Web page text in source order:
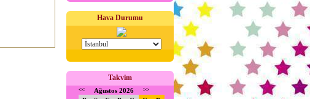
Hava Durumu
Takvim
<< Ağustos 2026 >>